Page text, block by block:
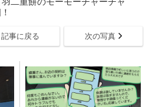
記事に戻る 次の写真